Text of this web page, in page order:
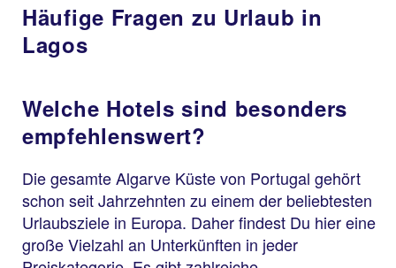
Häufige Fragen zu Urlaub in
Lagos
Welche Hotels sind besonders
empfehlenswert?
Die gesamte Algarve Küste von Portugal gehört
schon seit Jahrzehnten zu einem der beliebtesten
Urlaubsziele in Europa. Daher findest Du hier eine
große Vielzahl an Unterkünften in jeder